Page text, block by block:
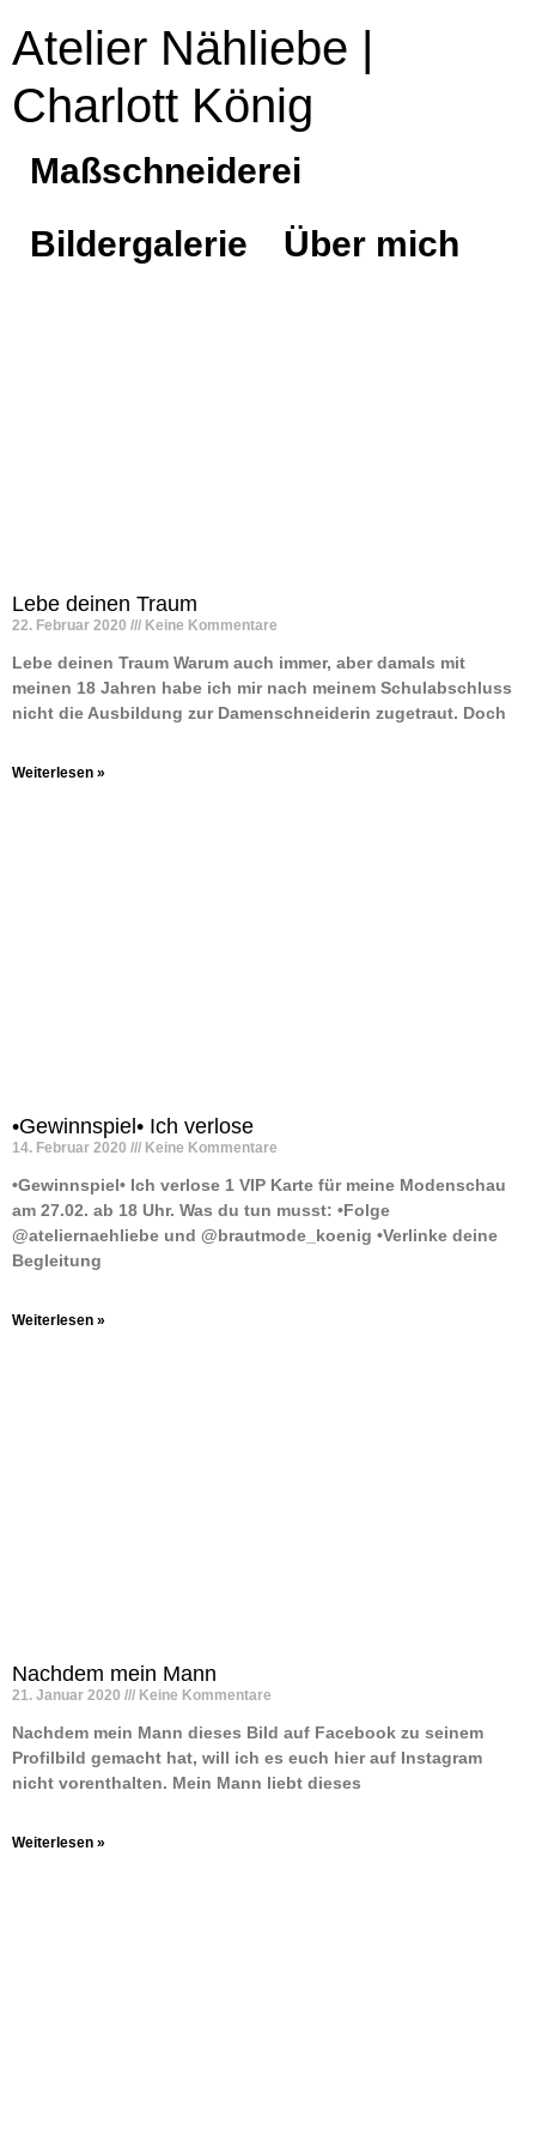
Atelier Nähliebe |
Charlott König
Maßschneiderei
Bildergalerie
Über mich
Lebe deinen Traum
22. Februar 2020 Keine Kommentare
Lebe deinen Traum Warum auch immer, aber damals mit
meinen 18 Jahren habe ich mir nach meinem Schulabschluss
nicht die Ausbildung zur Damenschneiderin zugetraut. Doch
Weiterlesen »
•Gewinnspiel• Ich verlose
14. Februar 2020 Keine Kommentare
•Gewinnspiel• Ich verlose 1 VIP Karte für meine Modenschau
am 27.02. ab 18 Uhr. Was du tun musst: •Folge
@ateliernaehliebe und @brautmode_koenig •Verlinke deine
Begleitung
Weiterlesen »
Nachdem mein Mann
21. Januar 2020 Keine Kommentare
Nachdem mein Mann dieses Bild auf Facebook zu seinem
Profilbild gemacht hat, will ich es euch hier auf Instagram
nicht vorenthalten. Mein Mann liebt dieses
Weiterlesen »